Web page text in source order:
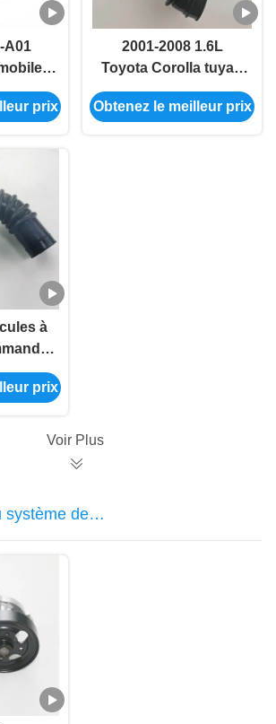
A01
prix
2001-2008 1.6L
Toyota Corolla tuyau
d'admission de
voiture 17881-0D040
Obtenez le meilleur prix
à
prix
Voir Plus
système de